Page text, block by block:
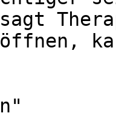
öffnen,